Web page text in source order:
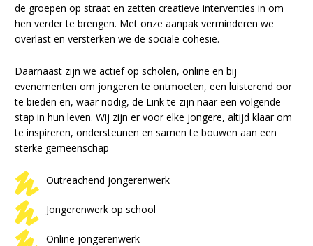
de groepen op straat en zetten creatieve interventies in om
hen verder te brengen. Met onze aanpak verminderen we
overlast en versterken we de sociale cohesie.
Daarnaast zijn we actief op scholen, online en bij
evenementen om jongeren te ontmoeten, een luisterend oor
te bieden en, waar nodig, de Link te zijn naar een volgende
stap in hun leven. Wij zijn er voor elke jongere, altijd klaar om
te inspireren, ondersteunen en samen te bouwen aan een
sterke gemeenschap
Outreachend jongerenwerk
Jongerenwerk op school
Online jongerenwerk